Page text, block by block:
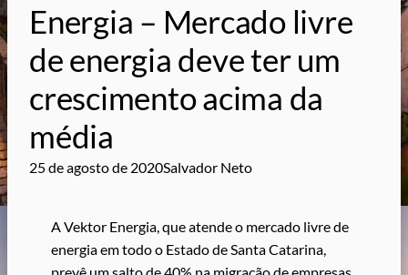
Energia – Mercado livre
de energia deve ter um
crescimento acima da
média
25 de agosto de 2020Salvador Neto
A Vektor Energia, que atende o mercado livre de
energia em todo o Estado de Santa Catarina,